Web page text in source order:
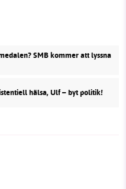
SMB kommer att lyssna
hälsa, Ulf – byt politik!